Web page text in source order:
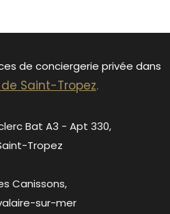
de conciergerie privée dans
Saint-Tropez.
Bat A3 - Apt 330,
Tropez
Canissons,
sur-mer